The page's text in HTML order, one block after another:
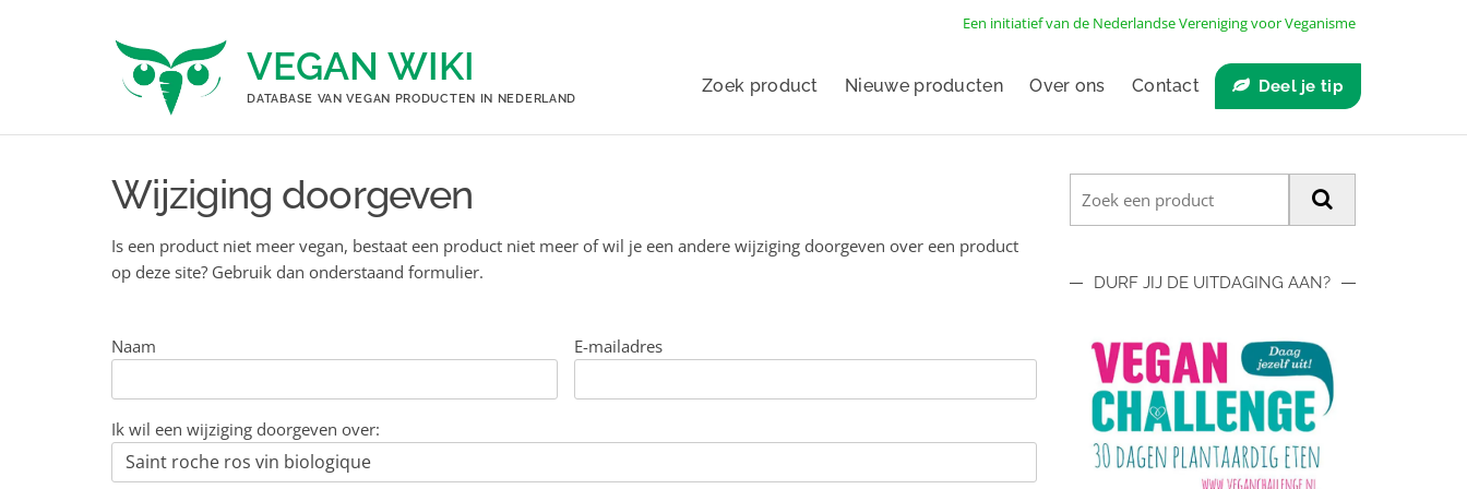
Een initiatief van de Nederlandse Vereniging voor Veganisme
VEGAN WIKI
DATABASE VAN VEGAN PRODUCTEN IN NEDERLAND
Zoek product Nieuwe producten Over ons Contact Deel je tip
Wijziging doorgeven
Is een product niet meer vegan, bestaat een product niet meer of wil je een andere wijziging doorgeven over een product
op deze site? Gebruik dan onderstaand formulier.
Naam E-mailadres
Ik wil een wijziging doorgeven over:
DURF JIJ DE UITDAGING AAN?